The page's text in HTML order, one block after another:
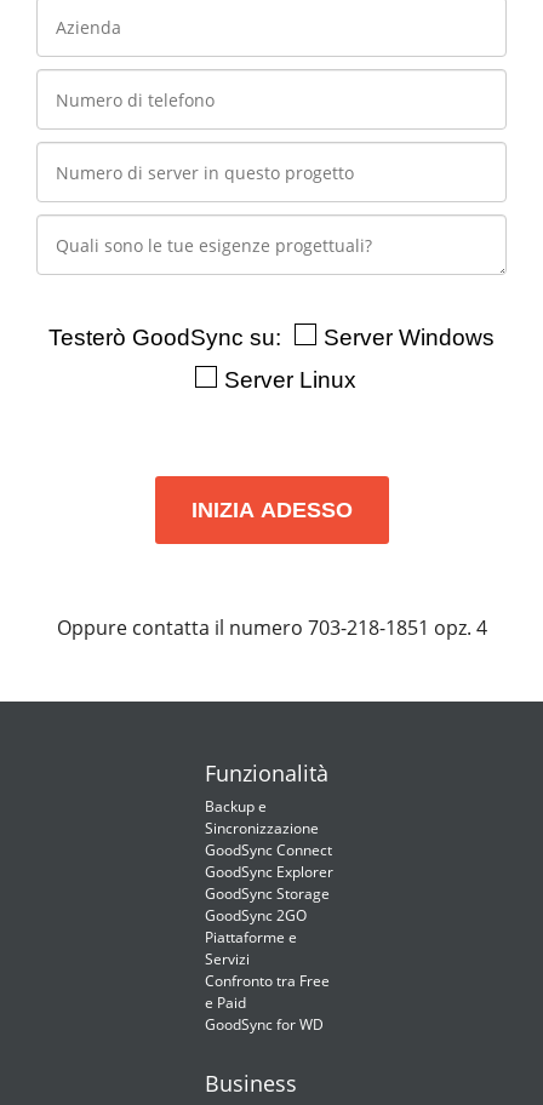
Testerò GoodSync su:
Server Windows
Server Linux
Oppure contatta il numero 703-218-1851 opz. 4
Funzionalità
Backup e
Sincronizzazione
GoodSync Connect
GoodSync Explorer
GoodSync Storage
GoodSync 2GO
Piattaforme e
Servizi
Confronto tra Free
e Paid
GoodSync for WD
Business